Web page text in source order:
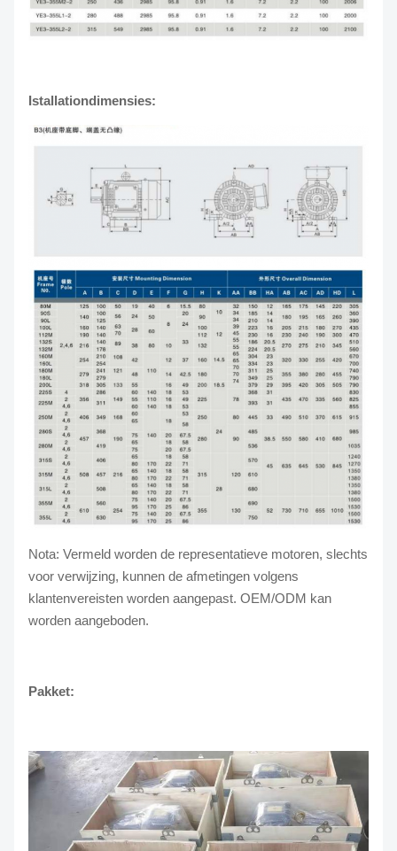
Istallationdimensies:
Nota: Vermeld worden de representatieve motoren, slechts
voor verwijzing, kunnen de afmetingen volgens
klantenvereisten worden aangepast. OEM/ODM kan
worden aangeboden.
Pakket: